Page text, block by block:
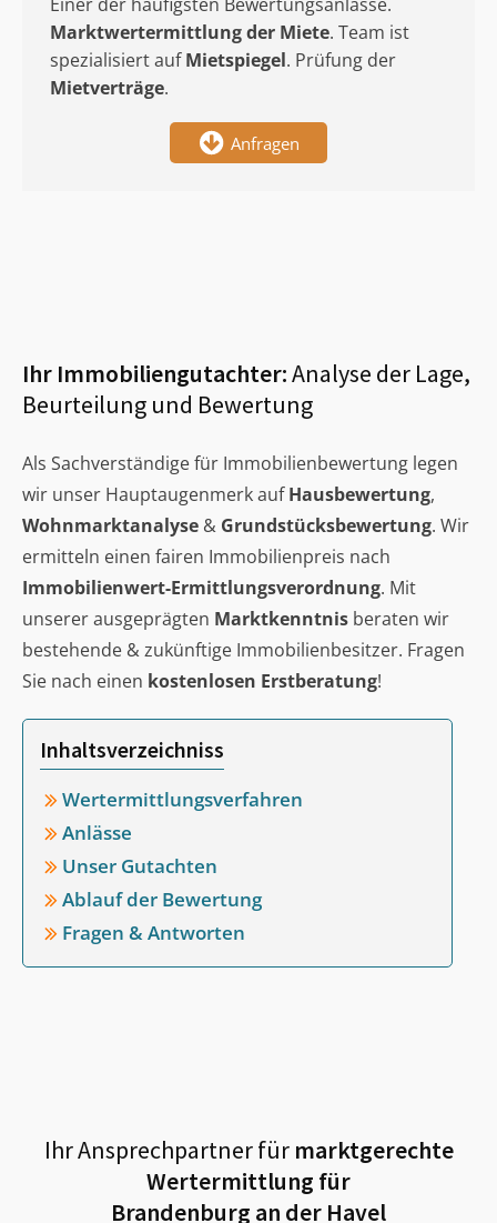
Marktwertermittlungder Miete. Team ist
spezialisiert aufMietspiegel. Prüfung der
Mietverträge.
Anfragen
Ihr Immobiliengutachter:Analyse der Lage,
Beurteilung und Bewertung
Als Sachverständige für Immobilienbewertung legen
wir unser Hauptaugenmerk aufHausbewertung,
Wohnmarktanalyse & Grundstücksbewertung. Wir
ermitteln einen fairen Immobilienpreis nach
Immobilienwert-Ermittlungsverordnung. Mit
unserer ausgeprägten Marktkenntnis beraten wir
bestehende & zukünftige Immobilienbesitzer. Fragen
Sie nach einen kostenlosen Erstberatung!
Inhaltsverzeichniss
Wertermittlungsverfahren
Anlässe
Unser Gutachten
Ablauf der Bewertung
Fragen & Antworten
Ihr Ansprechpartner fürmarktgerechte
Wertermittlung für
Brandenburg an der Havel